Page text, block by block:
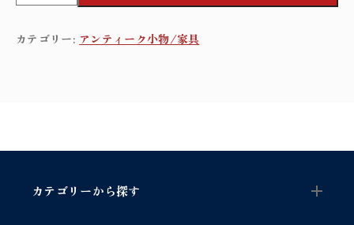
n
lカテゴリー: アンティーク小物/家具
カテゴリーから探す